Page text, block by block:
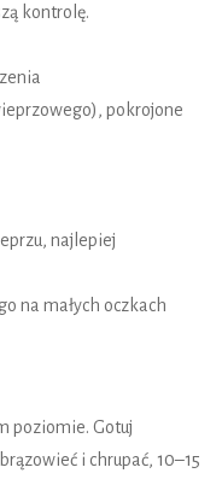
kontrolę.
pokrojone
najlepiej
na małych oczkach
poziomie. Gotuj
i chrupać, 10–15